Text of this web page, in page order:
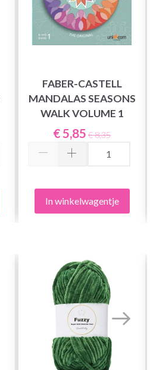
FABER-CASTELL
MANDALAS SEASONS
WALK VOLUME 1
€ 5,85 € 8,35
In winkelwagentje